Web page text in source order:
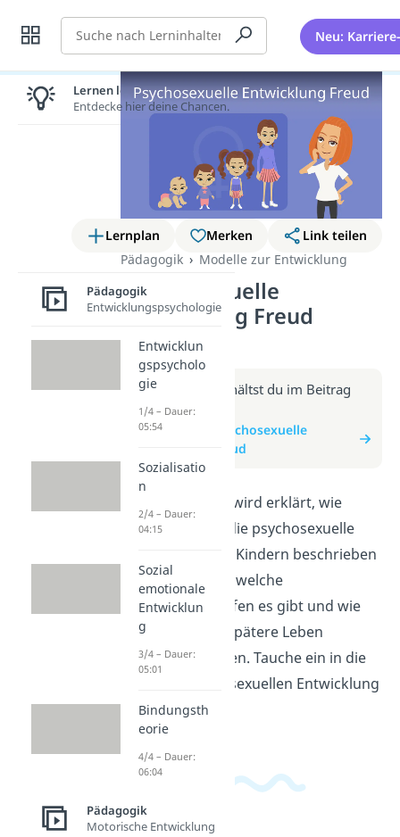
Suche Neu:
Lernplan Merken
Link teilen
Pädagogik
Modelle zur Entwicklung
Psychosexuelle
Entwicklung Freud
(Video)
Weitere Infos erhältst du im Beitrag
zum Video
zum Beitrag: Psychosexuelle
Entwicklung Freud
In diesem Video wird erklärt, wie
Sigmund Freud die psychosexuelle
Entwicklung von Kindern beschrieben
hat. Du erfährst, welche
Entwicklungsstufen es gibt und wie
sie sich auf das spätere Leben
auswirken können. Tauche ein in die
Welt der psychosexuellen Entwicklung
nach Freud!
Lernen lohnt sich!
Entdecke hier deine Chancen.
Pädagogik
Entwicklungspsychologie
Entwicklun
gspsycholo
gie
1/4 – Dauer:
05:54
Sozialisatio
n
2/4 – Dauer:
04:15
Sozial
emotionale
Entwicklun
g
3/4 – Dauer:
05:01
Bindungsth
eorie
4/4 – Dauer:
06:04
Pädagogik
Motorische Entwicklung